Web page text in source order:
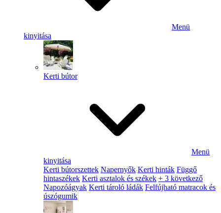
Menü
kinyitása
Kerti bútor
Menü
kinyitása
Kerti bútorszettek Napernyők Kerti hinták Függő
hintaszékek Kerti asztalok és székek + 3 következő
Napozóágyak Kerti tároló ládák Felfújható matracok és
úszógumik